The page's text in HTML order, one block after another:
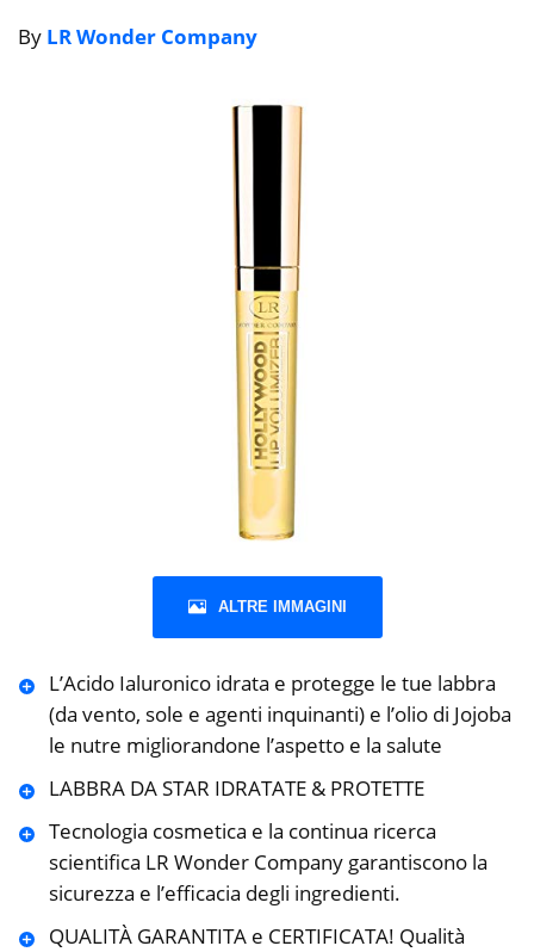
By LR Wonder Company
ALTRE IMMAGINI
L’Acido Ialuronico idrata e protegge le tue labbra
(da vento, sole e agenti inquinanti) e l’olio di Jojoba
le nutre migliorandone l’aspetto e la salute
LABBRA DA STAR IDRATATE & PROTETTE
Tecnologia cosmetica e la continua ricerca
scientifica LR Wonder Company garantiscono la
sicurezza e l’efficacia degli ingredienti.
QUALITÀ GARANTITA e CERTIFICATA! Qualità